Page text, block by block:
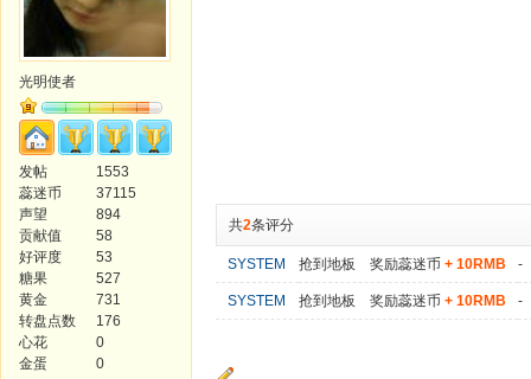
光明使者
发帖
1553
蕊迷币
37115
声望
894
贡献值
58
好评度
53
糖果
527
黄金
731
转盘点数
176
心花
0
金蛋
0
共2条评分
SYSTEM 抢到地板 奖励蕊迷币 + 10RMB -
SYSTEM 抢到地板 奖励蕊迷币 + 10RMB -